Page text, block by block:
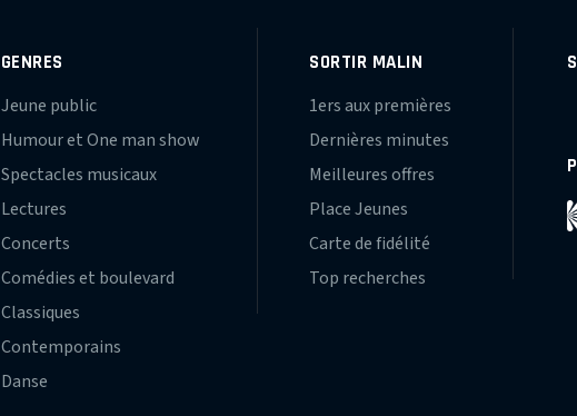
GENRES
Jeune public
Humour et One man show
Spectacles musicaux
Lectures
Concerts
Comédies et boulevard
Classiques
Contemporains
Danse
SORTIR MALIN
1ers aux premières
Dernières minutes
Meilleures offres
Place Jeunes
Carte de fidélité
Top recherches